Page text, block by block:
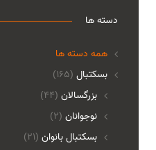
دسته ها
همه دسته ها
(165) بسکتبال
بزرگسالان (44)
نوجوانان (2)
بسکتبال بانوان (21)